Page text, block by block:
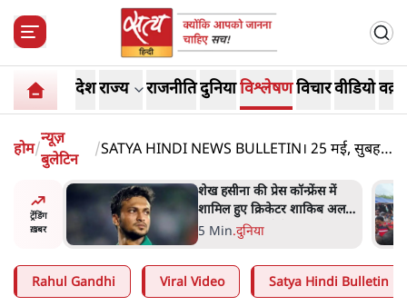
देशराज्य राजनीतिदुनियाविश्लेषणविचारवीडियो
होम/
न्यूज़
बुलेटिन
/SATYA HINDI NEWS BULLETIN। 25 मई, सुबह
ट्रेंडिंग
ख़बर
अहमद
में बंद
शेख हसीना की प्रेस कॉन्फ्रेंस में
शामिल हुए क्रिकेटर शाकिब अल
हसन के घर पर पेट्रोल बम से हमला
5 Min.दुनिया
Rahul Gandhi Viral Video Satya Hindi Bulletin